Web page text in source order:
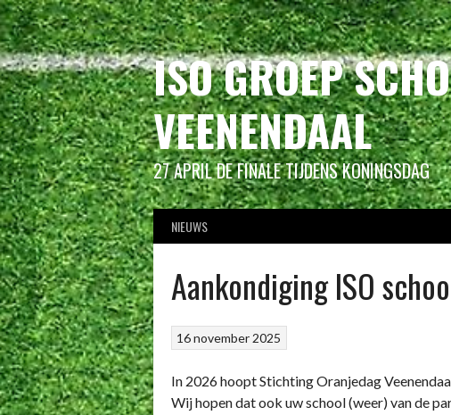
Spring
naar
inhoud
ISO GROEP
VEENENDAAL
27 APRIL DE FINALE TIJDENS KONINGSDAG
NIEUWS
Aankondiging ISO
16 november 2025
In 2026 hoopt Stichting Oranjedag
Wij hopen dat ook uw school (weer) van de